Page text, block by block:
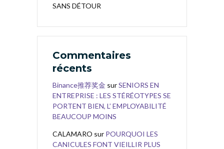
SANS DÉTOUR
Commentaires
récents
Binance推荐奖金 surSENIORS EN
ENTREPRISE : LES STÉRÉOTYPES SE
PORTENT BIEN, L’ EMPLOYABILITÉ
BEAUCOUP MOINS
CALAMARO sur POURQUOI LES
CANICULES FONT VIEILLIR PLUS